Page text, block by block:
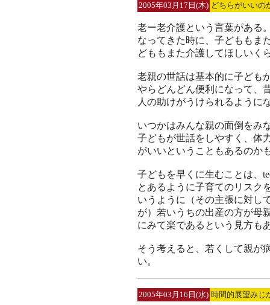
2005年03月17日(木) どちらがいいの
老ー老介護という言葉がある
なってきた時に、子どももま
どももまた介護してほしいく
老親の世話は基本的に子ども
やらどんどん便利になって、
人の助けがうけられるように
いつかはみんな親の面倒をみ
子どもが世話をしやすく、体
がいいということもあるのか
子どもを早くに生むことは、
とあるように子育てのリスク
いうように（その主張に対し
が）若いうちの出産の方が母
にみて楽であるという見方も
そう考えると、若くして親が
い。
2005年03月16日(水) 時間的展望みじ